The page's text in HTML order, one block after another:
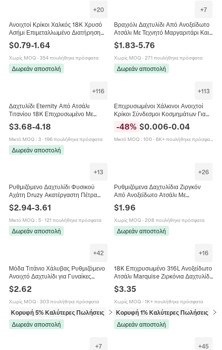
+20
Ανοιχτοί Κρίκοι Χαλκός 18K Χρυσό
Ασήμι Επιμεταλλωμένο Διατήρηση
Χρώματος Σύνδεσμος Κοσμημάτων
DIY Για Κολιέ
$0.79-1.64
Χωρίς MOQ · 354 πουλήθηκε πρόσφατα
Δωρεάν αποστολή
+7
Βραχιόλι Δαχτυλίδι Από Ανοξείδωτο
Ατσάλι Με Τεχνητό Μαργαριτάρι Και
Ζιργκόν 18K Επιχρυσωμένο
Αδιάβροχο Αλυσίδα Χεριού
Γυναικείο
$1.83-5.76
Χωρίς MOQ · 271 πουλήθηκε πρόσφατα
Δωρεάν αποστολή
+116
Δαχτυλίδι Eternity Από Ατσάλι
Τιτανίου 18K Επιχρυσωμένο Με
Κοσμήματα Για Γυναίκες
$3.68-4.18
Μικτό MOQ : 3· 196 πουλήθηκε πρόσφατα
Δωρεάν αποστολή
+113
Επιχρυσωμένοι Χάλκινοι Ανοιχτοί
Κρίκοι Σύνδεσμοι Κοσμημάτων Για
Κατασκευή Κοσμημάτων
-48% $0.006-0.04
Μικτό MOQ : 100 · 6K+ πουλήθηκε πρόσφατα
+13
Ρυθμιζόμενο Δαχτυλίδι Φυσικού
Αχάτη Druzy Ακατέργαστη Πέτρα
Σφυρήλατο Επιχρυσωμένο Χάλκινο
Κόσμημα
$2.94-3.61
Μικτό MOQ : 5· 121 πουλήθηκε πρόσφατα
Δωρεάν αποστολή
+26
Ρυθμιζόμενα Δαχτυλίδια Ζιργκόν
Από Ανοξείδωτο Ατσάλι Με
Επιχρύσωση 18Κ Γεωμετρικά
Σχήματα Καρδιά Κοσμήματα
Γυναικεία
$1.96
Χωρίς MOQ · 208 πουλήθηκε πρόσφατα
Δωρεάν αποστολή
+42
Μόδα Τιτάνιο Χάλυβας Ρυθμιζόμενο
Ανοιχτό Δαχτυλίδι για Γυναίκες
Πεταλούδα Στάχυ Λουλούδι Καρδιά
Κορώνα Κοσμήματα
$2.62
Χωρίς MOQ · 303 πουλήθηκε πρόσφατα
Κορυφή 5% Καλύτερες Πωλήσεις
σε Δαχτυλίδια
Δωρεάν αποστολή
+16
18K Επιχρυσωμένο 316L Ανοξείδωτο
Ατσάλι Marquise Ζιρκόνια Δαχτυλίδι
Κόσμημα
$3.35
Χωρίς MOQ · 1K+ πουλήθηκε πρόσφατα
Κορυφή 1% Καλύτερες Πωλήσεις
σε
Δωρεάν αποστολή
+7 +45